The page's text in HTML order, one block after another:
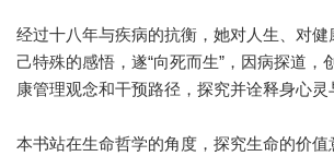
经过十八年与疾病的抗衡，她对人生、对健
己特殊的感悟，遂“向死而生”，因病探道，
康管理观念和干预路径，探究并诠释身心灵
本书站在生命哲学的角度，探究生命的价